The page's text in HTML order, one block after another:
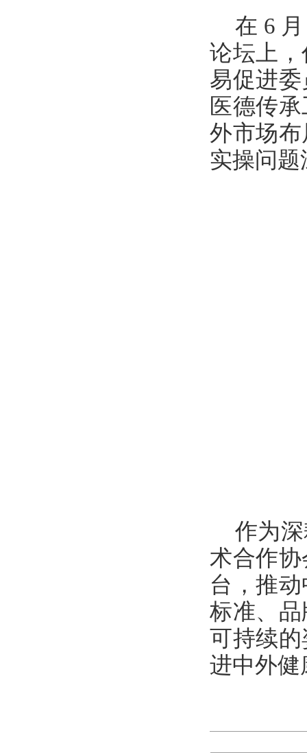
在 6
论坛上
易促进
医德传
外市场
实操问
作为
术合作
台，推
标准、
可持续
进中外健